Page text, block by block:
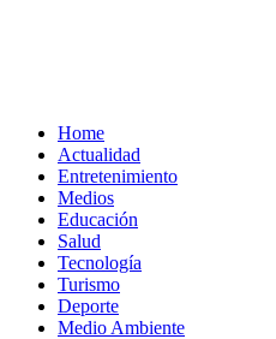
Home
Actualidad
Entretenimiento
Medios
Educación
Salud
Tecnología
Turismo
Deporte
Medio Ambiente